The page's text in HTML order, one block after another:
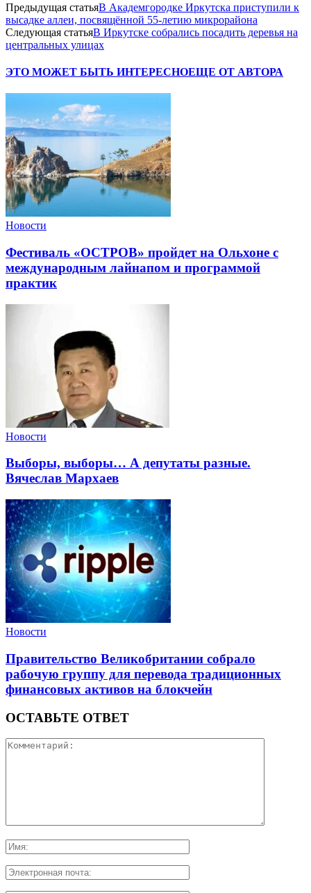
Предыдущая статьяВ Академгородке Иркутска приступили к
высадке аллеи, посвящённой 55-летию микрорайона
Следующая статьяВ Иркутске собрались посадить деревья на
центральных улицах
ЭТО МОЖЕТ БЫТЬ ИНТЕРЕСНОЕЩЕ ОТ АВТОРА
Новости
Фестиваль «ОСТРОВ» пройдет на Ольхоне с
международным лайнапом и программой
практик
Новости
Выборы, выборы… А депутаты разные.
Вячеслав Мархаев
Новости
Правительство Великобритании собрало
рабочую группу для перевода традиционных
финансовых активов на блокчейн
ОСТАВЬТЕ ОТВЕТ